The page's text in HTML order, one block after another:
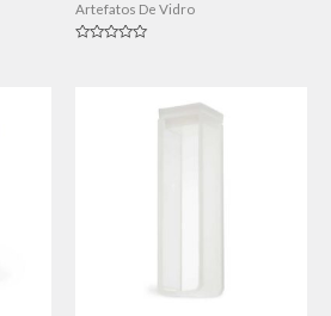
Artefatos De Vidro